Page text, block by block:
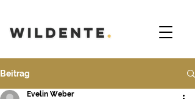
Beitrag
Evelin Weber